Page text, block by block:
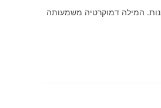
המילה דמוקרטיה משמעותה